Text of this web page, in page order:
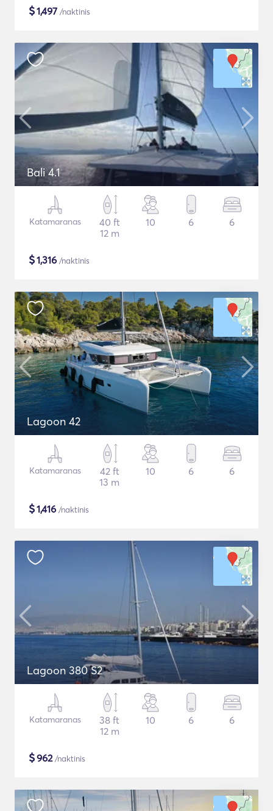
$1,497 /naktinis
Bali 4.1
Katamaranas
40 ft
12 m
10 6 6
$1,316 /naktinis
Lagoon 42
Katamaranas
42 ft
13 m
10 6 6
$1,416 /naktinis
Lagoon 380 S2
Katamaranas
38 ft
12 m
10 6 6
$962/naktinis